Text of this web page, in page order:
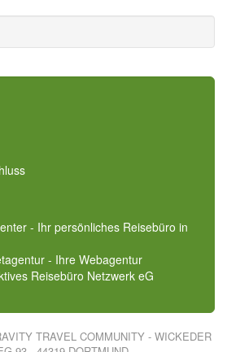
- Ihr persönliches Reisebüro in
- Ihre Webagentur
Reisebüro Netzwerk eG
TRAVEL COMMUNITY - WICKEDER